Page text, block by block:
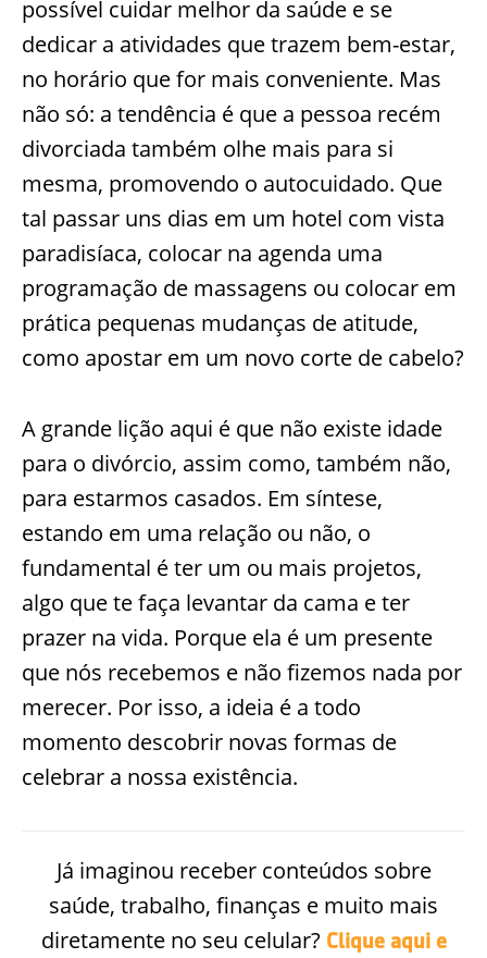
possível cuidar melhor da saúde e se
dedicar a atividades que trazem bem-estar,
no horário que for mais conveniente. Mas
não só: a tendência é que a pessoa recém
divorciada também olhe mais para si
mesma, promovendo o autocuidado. Que
tal passar uns dias em um hotel com vista
paradisíaca, colocar na agenda uma
programação de massagens ou colocar em
prática pequenas mudanças de atitude,
como apostar em um novo corte de cabelo?
A grande lição aqui é que não existe idade
para o divórcio, assim como, também não,
para estarmos casados. Em síntese,
estando em uma relação ou não, o
fundamental é ter um ou mais projetos,
algo que te faça levantar da cama e ter
prazer na vida. Porque ela é um presente
que nós recebemos e não fizemos nada por
merecer. Por isso, a ideia é a todo
momento descobrir novas formas de
celebrar a nossa existência.
Já imaginou receber conteúdos sobre
saúde, trabalho, finanças e muito mais
diretamente no seu celular? Clique aqui e